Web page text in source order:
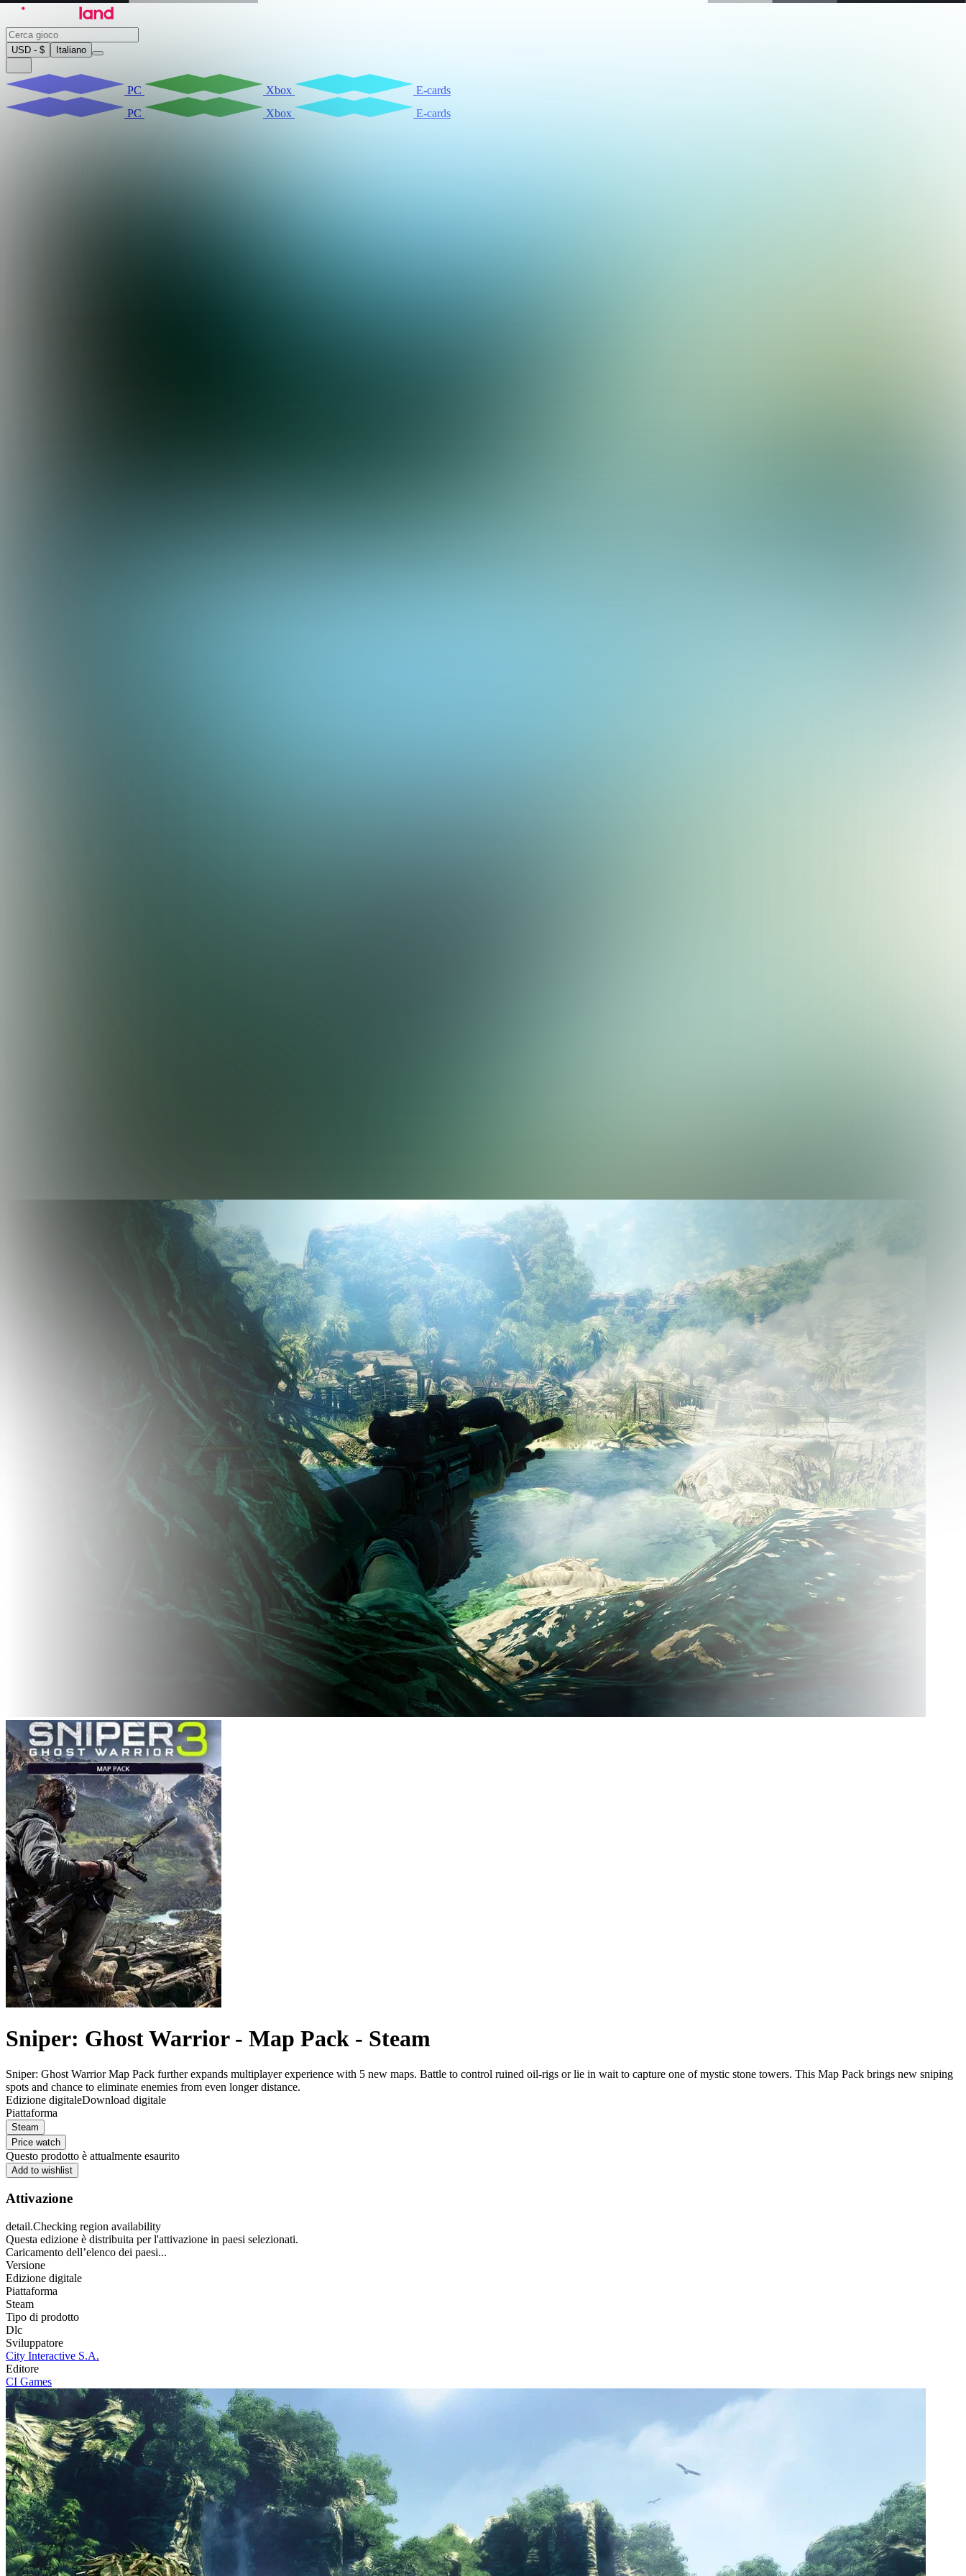
USD - $ Italiano
PC Xbox
E-cards
PC
Xbox E-cards
Sniper: Ghost Warrior - Map Pack - Steam
Sniper: Ghost Warrior Map Pack further expands multiplayer experience with 5 new maps. Battle to control ruined oil-rigs or lie in wait to capture one of mystic stone towers. This Map Pack brings new sniping
spots and chance to eliminate enemies from even longer distance.
Edizione digitaleDownload digitale
Piattaforma
Steam
Price watch
Questo prodotto è attualmente esaurito
Add to wishlist
Attivazione
detail.Checking region availability
Questa edizione è distribuita per l'attivazione in paesi selezionati.
Caricamento dell’elenco dei paesi...
Versione
Edizione digitale
Piattaforma
Steam
Tipo di prodotto
Dlc
Sviluppatore
City Interactive S.A.
Editore
CI Games